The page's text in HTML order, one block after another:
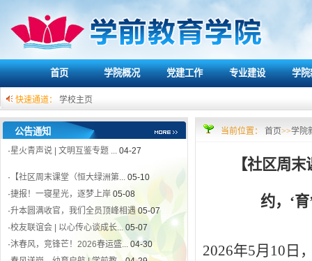
首页 学院概况 党建工作 专业建设 学院
快速通道： 学校主页
公告通知
【社区周末课堂（恒大绿洲第...
捷报！一寝星光，逐梦上岸 05-08
升本圆满收官，我们全员顶峰相遇 05-07
·校友联谊会 | 以心传心谈成长... 05-07
沐春风，竞锋芒！2026春运盛... 04-30
春风送岗，幼育启航 | 学前教...
·【社区周末课堂（恒大绿洲第... 04-28
喜报！我校辅导员9项成果获评...
升本圆满收官，我们全员顶峰相遇
05-07
校友联谊会 | 以心传心谈成长...
沐春风，竞锋芒！2026春运盛...
04-30
04-29
当前位置： 首页>>学院
【社区周
约，‘
2026年5月10日